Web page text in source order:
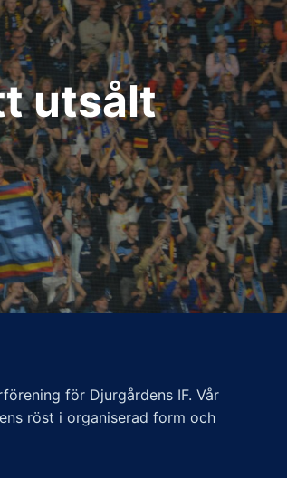
utsålt
för Djurgårdens IF. Vår
röst i organiserad form och